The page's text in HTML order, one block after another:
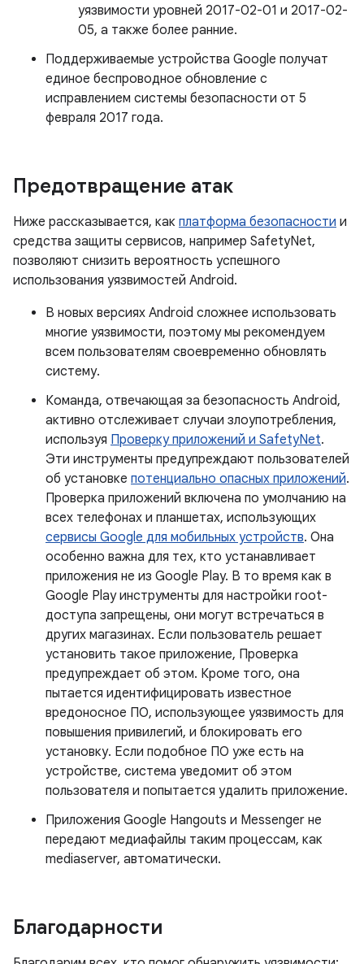
уязвимости уровней 2017-02-01 и 2017-02-
05, а также более ранние.
Поддерживаемые устройства Google получат
единое беспроводное обновление с
исправлением системы безопасности от 5
февраля 2017 года.
Предотвращение атак
Ниже рассказывается, как платформа безопасности и
средства защиты сервисов, например SafetyNet,
позволяют снизить вероятность успешного
использования уязвимостей Android.
В новых версиях Android сложнее использовать
многие уязвимости, поэтому мы рекомендуем
всем пользователям своевременно обновлять
систему.
Команда, отвечающая за безопасность Android,
активно отслеживает случаи злоупотребления,
используя Проверку приложений и SafetyNet.
Эти инструменты предупреждают пользователей
об установке потенциально опасных приложений.
Проверка приложений включена по умолчанию на
всех телефонах и планшетах, использующих
сервисы Google для мобильных устройств. Она
особенно важна для тех, кто устанавливает
приложения не из Google Play. В то время как в
Google Play инструменты для настройки root-
доступа запрещены, они могут встречаться в
других магазинах. Если пользователь решает
установить такое приложение, Проверка
предупреждает об этом. Кроме того, она
пытается идентифицировать известное
вредоносное ПО, использующее уязвимость для
повышения привилегий, и блокировать его
установку. Если подобное ПО уже есть на
устройстве, система уведомит об этом
пользователя и попытается удалить приложение.
Приложения Google Hangouts и Messenger не
передают медиафайлы таким процессам, как
mediaserver, автоматически.
Благодарности